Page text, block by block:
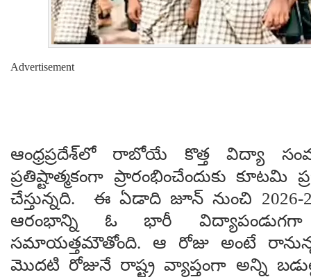
Advertisement
ఆంధ్రప్రదేశ్‌లో రాబోయే కొత్త విద్యా
ప్రతిష్టాత్మకంగా ప్రారంభించేందుకు కూటమి
చేస్తున్నది. ఈ ఏడాది జూన్ నుంచి 2026-
ఆరంభాన్ని ఓ భారీ విద్యాపండుగగా
సమాయత్తమౌతోంది. ఆ రోజు అంటే
మొదటి రోజునే రాష్ట్ర వ్యాప్తంగా అన్ని